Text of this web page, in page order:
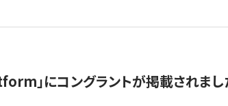
」にコングラントが掲載されまし